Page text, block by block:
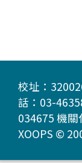
校址：
話：03-
034675 機
XOOPS ©